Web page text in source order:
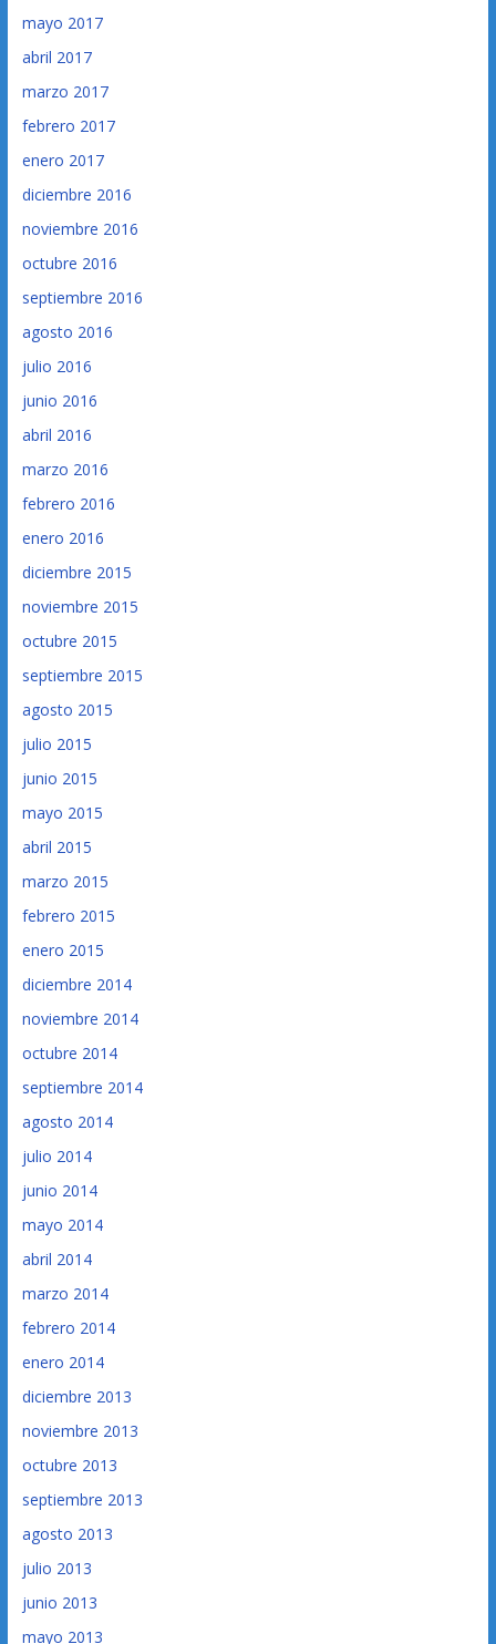
mayo 2017
abril 2017
marzo 2017
febrero 2017
enero 2017
diciembre 2016
noviembre 2016
octubre 2016
septiembre 2016
agosto 2016
julio 2016
junio 2016
abril 2016
marzo 2016
febrero 2016
enero 2016
diciembre 2015
noviembre 2015
octubre 2015
septiembre 2015
agosto 2015
julio 2015
junio 2015
mayo 2015
abril 2015
marzo 2015
febrero 2015
enero 2015
diciembre 2014
noviembre 2014
octubre 2014
septiembre 2014
agosto 2014
julio 2014
junio 2014
mayo 2014
abril 2014
marzo 2014
febrero 2014
enero 2014
diciembre 2013
noviembre 2013
octubre 2013
septiembre 2013
agosto 2013
julio 2013
junio 2013
mayo 2013